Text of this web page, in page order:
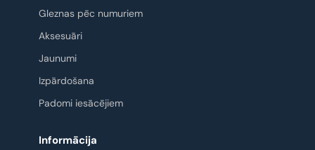
Gleznas pēc numuriem
Aksesuāri
Jaunumi
Izpārdošana
Padomi iesācējiem
Informācija